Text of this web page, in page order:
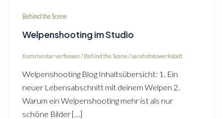
Behind the Scene
Welpenshooting im Studio
Kommentar verfassen/Behind the Scene/sarahsfotowerkstatt
Welpenshooting Blog Inhaltsübersicht: 1. Ein
neuer Lebensabschnitt mit deinem Welpen 2.
Warum ein Welpenshooting mehr ist als nur
schöne Bilder […]